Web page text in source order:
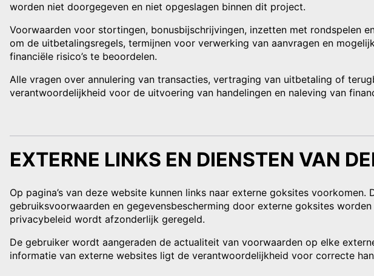
worden niet doorgegeven en niet opgeslagen binnen dit project.
Voorwaarden voor stortingen, bonusbijschrijvingen, inzetten met rondspelen
om de uitbetalingsregels, termijnen voor verwerking van aanvragen en
financiële risico’s te beoordelen.
Alle vragen over annulering van transacties, vertraging van uitbetaling of
verantwoordelijkheid voor de uitvoering van handelingen en naleving van
EXTERNE LINKS EN DIENSTEN VAN
Op pagina’s van deze website kunnen links naar externe goksites
gebruiksvoorwaarden en gegevensbescherming door externe goksites
privacybeleid wordt afzonderlijk geregeld.
De gebruiker wordt aangeraden de actualiteit van voorwaarden op elke
informatie van externe websites ligt de verantwoordelijkheid voor correcte